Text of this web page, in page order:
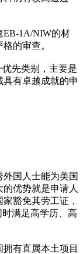
1A/NIW的材
的审查。
先类别，主要是
有卓越成就的申
国人士能为美国
优势就是申请人
豁免其劳工证，
满足高学历、高
有直属本土项目